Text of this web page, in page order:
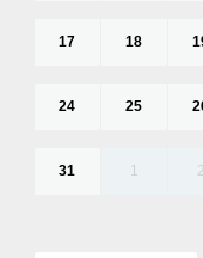
17 18
24 25
31 1 2